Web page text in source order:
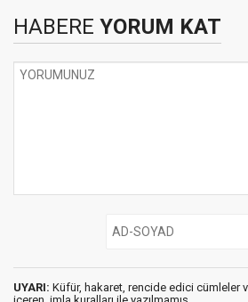
HABERE YORUM KAT
UYARI: Küfür, hakaret, rencide edici cümleler